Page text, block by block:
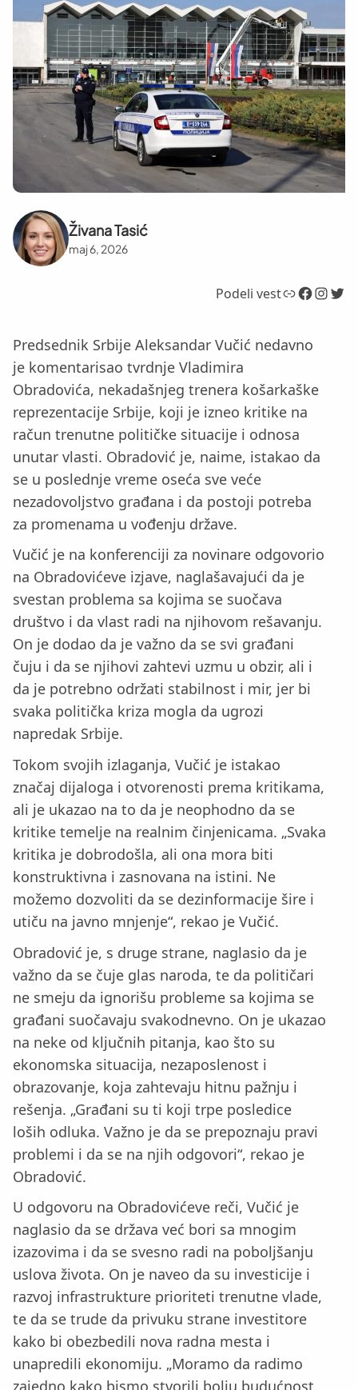
Živana Tasić
maj 6, 2026
Podeli vestLink Facebook InstagramTwitter
Predsednik Srbije Aleksandar Vučić nedavno
je komentarisao tvrdnje Vladimira
Obradovića, nekadašnjeg trenera košarkaške
reprezentacije Srbije, koji je izneo kritike na
račun trenutne političke situacije i odnosa
unutar vlasti. Obradović je, naime, istakao da
se u poslednje vreme oseća sve veće
nezadovoljstvo građana i da postoji potreba
za promenama u vođenju države.
Vučić je na konferenciji za novinare odgovorio
na Obradovićeve izjave, naglašavajući da je
svestan problema sa kojima se suočava
društvo i da vlast radi na njihovom rešavanju.
On je dodao da je važno da se svi građani
čuju i da se njihovi zahtevi uzmu u obzir, ali i
da je potrebno održati stabilnost i mir, jer bi
svaka politička kriza mogla da ugrozi
napredak Srbije.
Tokom svojih izlaganja, Vučić je istakao
značaj dijaloga i otvorenosti prema kritikama,
ali je ukazao na to da je neophodno da se
kritike temelje na realnim činjenicama. „Svaka
kritika je dobrodošla, ali ona mora biti
konstruktivna i zasnovana na istini. Ne
možemo dozvoliti da se dezinformacije šire i
utiču na javno mnjenje“, rekao je Vučić.
Obradović je, s druge strane, naglasio da je
važno da se čuje glas naroda, te da političari
ne smeju da ignorišu probleme sa kojima se
građani suočavaju svakodnevno. On je ukazao
na neke od ključnih pitanja, kao što su
ekonomska situacija, nezaposlenost i
obrazovanje, koja zahtevaju hitnu pažnju i
rešenja. „Građani su ti koji trpe posledice
loših odluka. Važno je da se prepoznaju pravi
problemi i da se na njih odgovori“, rekao je
Obradović.
U odgovoru na Obradovićeve reči, Vučić je
naglasio da se država već bori sa mnogim
izazovima i da se svesno radi na poboljšanju
uslova života. On je naveo da su investicije i
razvoj infrastrukture prioriteti trenutne vlade,
te da se trude da privuku strane investitore
kako bi obezbedili nova radna mesta i
unapredili ekonomiju. „Moramo da radimo